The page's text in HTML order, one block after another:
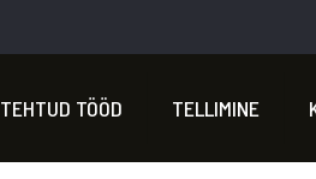
TEHTUD TÖÖD TELLIMINE